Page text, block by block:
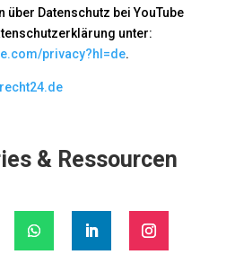
Datenschutz bei YouTube
unter:
privacy?hl=de.
& Ressourcen